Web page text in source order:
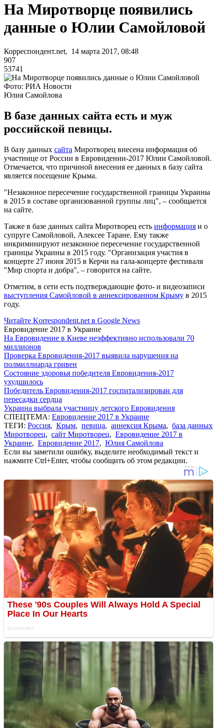
На Миротворце появились
данные о Юлии Самойловой
Корреспондент.net, 14 марта 2017, 08:48
907
53741
Фото: РИА Новости
Юлия Самойлова
В базе данных сайта есть и муж
российской певицы.
В базу данных сайта Миротворец внесена информация об
участнице от России в Евровидении-2017 Юлии Самойловой.
Отмечается, что причиной внесения ее данных в базу сайта
является посещение Крыма.
"Незаконное пересечение государственной границы Украины
в 2015 в составе организованной группы лиц", – сообщается
на сайте.
Также в базе данных сайта Миротворец есть информация и о
супруге Самойловой, Алексее Таране. Ему также
инкриминируют незаконное пересечение государственной
границы Украины в 2015 году. "Организация участия в
концерте 27 июня 2015 в Керчи на гала-концерте фестиваля
"Мир спорта и добра", – говорится на сайте.
Отметим, в сети есть подтверждающие фото- и видеозаписи
выступления Самойловой в аннексированном Крыму в 2015
году.
Читайте Korrespondent.net в Google News
Евровидение 2017 в Украине
На Евровидение в Киеве неэффективно использовали 70
миллионов
Проверка Евровидения-2017 выявила нарушения на
полмиллиарда гривен
Состояние здоровья победителя Евровидения-2017
ухудшилось
Победитель Евровидения-2017 госпитализирован для
пересадки сердца
Украина выбрала участницу детского Евровидения
СПЕЦТЕМА: Евровидение 2017 в Украине
ТЕГИ: Россия, Крым, певица, аннексия Крыма, база данных
Миротворец, сайт Миротворец, Евровидение 2017 в
Украине, Евровидение 2017, Юлия Самойлова
Если вы заметили ошибку, выделите необходимый текст и
нажмите Ctrl+Enter, чтобы сообщить об этом редакции.